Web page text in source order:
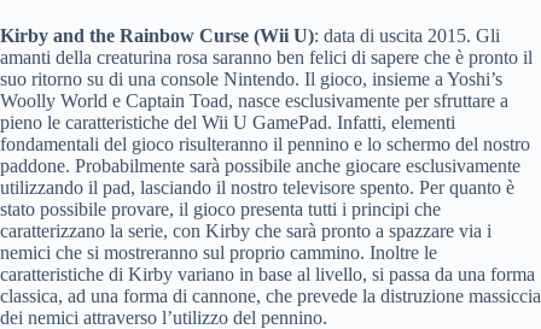
Kirby and the Rainbow Curse (Wii U): data di uscita 2015. Gli
amanti della creaturina rosa saranno ben felici di sapere che è pronto il
suo ritorno su di una console Nintendo. Il gioco, insieme a Yoshi’s
Woolly World e Captain Toad, nasce esclusivamente per sfruttare a
pieno le caratteristiche del Wii U GamePad. Infatti, elementi
fondamentali del gioco risulteranno il pennino e lo schermo del nostro
paddone. Probabilmente sarà possibile anche giocare esclusivamente
utilizzando il pad, lasciando il nostro televisore spento. Per quanto è
stato possibile provare, il gioco presenta tutti i principi che
caratterizzano la serie, con Kirby che sarà pronto a spazzare via i
nemici che si mostreranno sul proprio cammino. Inoltre le
caratteristiche di Kirby variano in base al livello, si passa da una forma
classica, ad una forma di cannone, che prevede la distruzione massiccia
dei nemici attraverso l’utilizzo del pennino.